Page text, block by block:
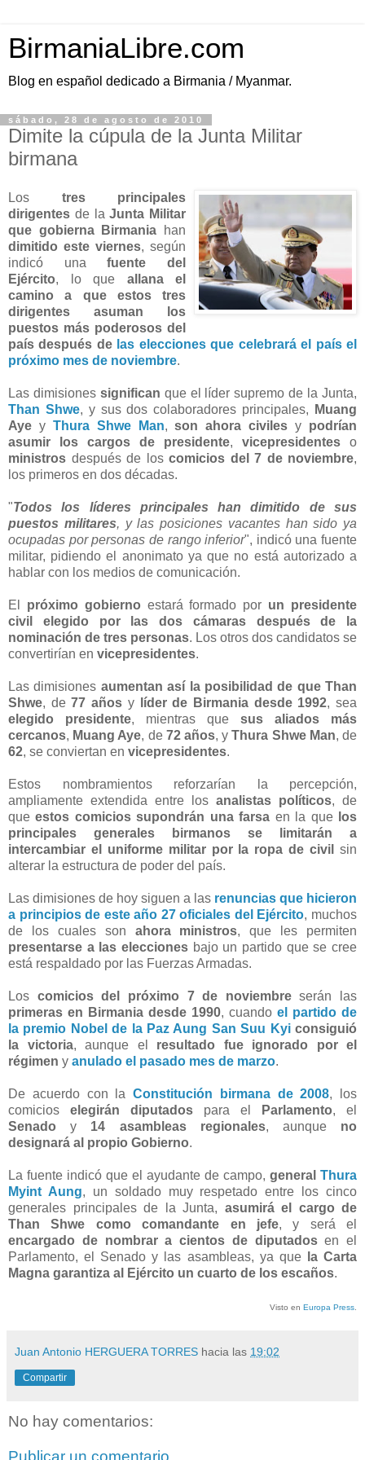
BirmaniaLibre.com
Blog en español dedicado a Birmania / Myanmar.
sábado, 28 de agosto de 2010
Dimite la cúpula de la Junta Militar
birmana
Los tres principales
dirigentes de laJunta Militar
que gobierna Birmania han
dimitido este viernes, según
indicó unafuente del
Ejército, lo que allana el
camino a que estos tres
dirigentes asuman los
puestos más poderosos del
país después de las elecciones que celebrará el país el
próximo mes de noviembre.
Las dimisiones significan que el líder supremo de la Junta,
Than Shwe, y sus dos colaboradores principales,
Muang
Aye y Thura Shwe Man,son ahora civiles y podrían
asumir los cargos de presidente, vicepresidentes o
ministros después de los comicios del 7 de noviembre,
los primeros en dos décadas.
"Todos los líderes principales han dimitido de sus
puestos militares, y las posiciones vacantes han sido ya
ocupadas por personas de rango inferior", indicó una fuente
militar, pidiendo el anonimato ya que no está autorizado a
hablar con los medios de comunicación.
El próximo gobierno estará formado por un presidente
civil elegido por las dos cámaras después de la
nominación de tres personas. Los otros dos candidatos se
convertirían en vicepresidentes.
Las dimisiones aumentan así la posibilidad de que Than
Shwe, de77 años y líder de Birmania desde 1992, sea
elegido presidente, mientras que sus aliados más
cercanos, Muang Aye, de 72 años, yThura Shwe Man, de
62, se conviertan en vicepresidentes.
Estos nombramientos reforzarían la percepción,
ampliamente extendida entre los analistas políticos, de
queestos comicios supondrán una farsa en la que los
principales generales birmanos se limitarán a
intercambiar el uniforme militar por la ropa de civil
sin
alterar la estructura de poder del país.
Las dimisiones de hoy siguen a las renuncias que hicieron
a principios de este año 27 oficiales del Ejército, muchos
de los cuales son ahora ministros, que les permiten
presentarse a las elecciones bajo un partido que se cree
está respaldado por las Fuerzas Armadas.
Los comicios del próximo 7 de noviembreserán las
primeras en Birmania desde 1990, cuando el partido de
la premio Nobel de la Paz Aung San Suu Kyiconsiguió
la victoria, aunque el resultado fue ignorado por el
régimen y anulado el pasado mes de marzo.
De acuerdo con la Constitución birmana de 2008, los
comicios elegirán diputados para el Parlamento, el
Senado y 14 asambleas regionales, aunque no
designará al propio Gobierno.
La fuente indicó que el ayudante de campo, general Thura
Myint Aung, un soldado muy respetado entre los cinco
generales principales de la Junta, asumirá el cargo de
Than Shwe como comandante en jefe, y será el
encargado de nombrar a cientos de diputadosen el
Parlamento, el Senado y las asambleas, ya que
la Carta
Magna garantiza al Ejército un cuarto de los escaños.
Visto en Europa Press
Juan Antonio HERGUERA TORRES hacia las 19:02
Compartir
No hay comentarios: